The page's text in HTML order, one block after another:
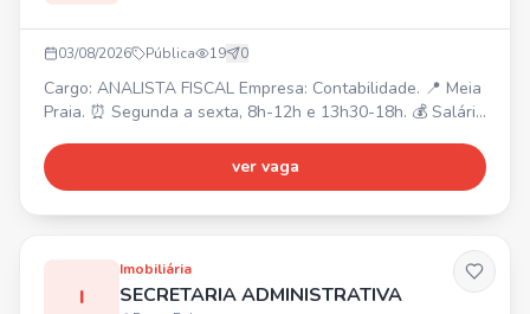
03/08/2026 Pública 19 0
Cargo: ANALISTA FISCAL Empresa: Contabilidade. 📍 Meia
Praia. ⏰ Segunda a sexta, 8h-12h e 13h30-18h. 💰 Salário
Ciências Contábeis, disponibilidade, conhecimento de
legislação, pontualidade. Rotinas do departamento fiscal
ver vaga
I
Imobiliária
SECRETARIA ADMINISTRATIVA